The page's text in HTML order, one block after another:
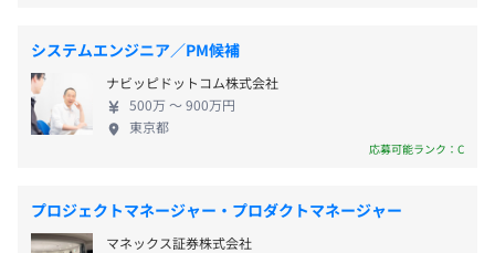
昇給：年1回
社会保険完備（健康保険・厚生年金加入・雇用保険・労災
予想しています。新たな未来をつくる社内1人目のエ
ンジニアとして、技術選定や開発体制を一緒につく
っていき、自社サービスを成長させてくださる方を
募集中です。100年間イノベーションが起きてないガ
ス業界の流通を革新していきませんか？
システムエンジニア／PM候補
ナビッピドットコム株式会社
500万 〜 900万円
東京都
応募可能ランク：C
プロジェクトマネージャー・プロダクトマネージャー
マネックス証券株式会社